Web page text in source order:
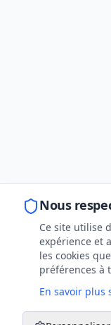
Nous
Ce site utilise
expérience et
les cookies
préférences à
En savoir